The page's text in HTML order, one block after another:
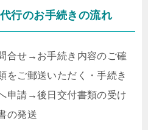
行のお手続きの流れ
合せ → お手続き内容のご確
をご郵送いただく・手続き
申請 →後日交付書類の受け
の発送